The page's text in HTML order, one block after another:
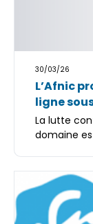
30/03/26
L’Afnic
ligne
La lutte
domaine